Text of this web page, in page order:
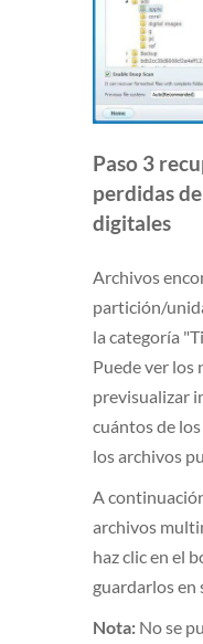
Paso 3
perdidas
digitales
Archivos
partición/
la categoría
Puede ver los
previsualizar
cuántos de
los archivos
A
archivos
haz clic en el
guardarlos en
Nota: No se